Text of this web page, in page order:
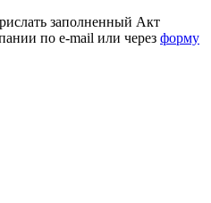
заполненный Акт
по e-mail или через форму